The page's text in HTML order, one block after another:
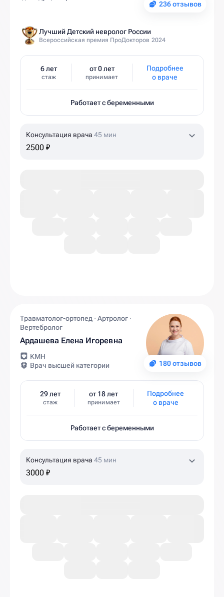
236 отзывов
Лучший Детский невролог России
Всероссийская премия ПроДокторов 2024
6 лет
стаж
от 0 лет
принимает
Подробнее
о враче
Работает с беременными
Консультация врача 45 мин
2500 ₽
180 отзывов
Травматолог-ортопед · Артролог ·
Вертебролог
Ардашева Елена Игоревна
КМН
Врач высшей категории
29 лет
стаж
от 18 лет
принимает
Подробнее
о враче
Работает с беременными
Консультация врача 45 мин
3000 ₽